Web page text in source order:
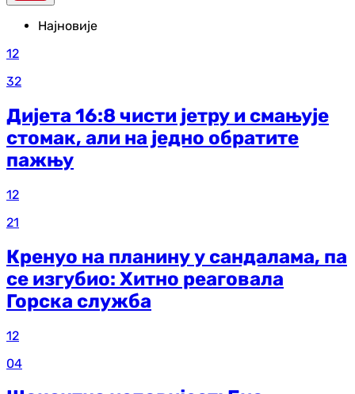
Најновије
12
32
Дијета 16:8 чисти јетру и смањује
стомак, али на једно обратите
пажњу
12
21
Кренуо на планину у сандалама, па
се изгубио: Хитно реаговала
Горска служба
12
04